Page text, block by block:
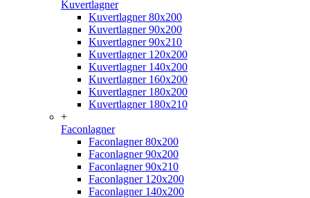
Kuvertlagner
Kuvertlagner 80x200
Kuvertlagner 90x200
Kuvertlagner 90x210
Kuvertlagner 120x200
Kuvertlagner 140x200
Kuvertlagner 160x200
Kuvertlagner 180x200
Kuvertlagner 180x210
+
Faconlagner
Faconlagner 80x200
Faconlagner 90x200
Faconlagner 90x210
Faconlagner 120x200
Faconlagner 140x200